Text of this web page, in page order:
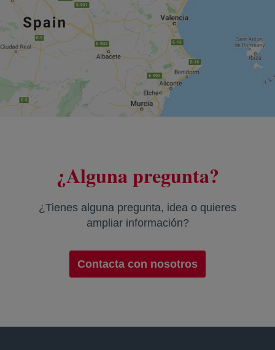
¿Alguna pregunta?
¿Tienes alguna pregunta, idea o quieres
ampliar información?
Contacta con nosotros